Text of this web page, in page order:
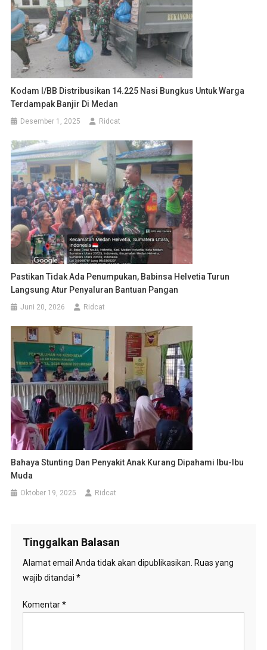
Kodam I/BB Distribusikan 14.225 Nasi Bungkus Untuk Warga
Terdampak Banjir Di Medan
Desember 1, 2025 Ridcat
Pastikan Tidak Ada Penumpukan, Babinsa Helvetia Turun
Langsung Atur Penyaluran Bantuan Pangan
Juni 20, 2026 Ridcat
Bahaya Stunting Dan Penyakit Anak Kurang Dipahami Ibu-Ibu
Muda
Oktober 19, 2025 Ridcat
Tinggalkan Balasan
Alamat email Anda tidak akan dipublikasikan. Ruas yang
wajib ditandai *
Komentar*